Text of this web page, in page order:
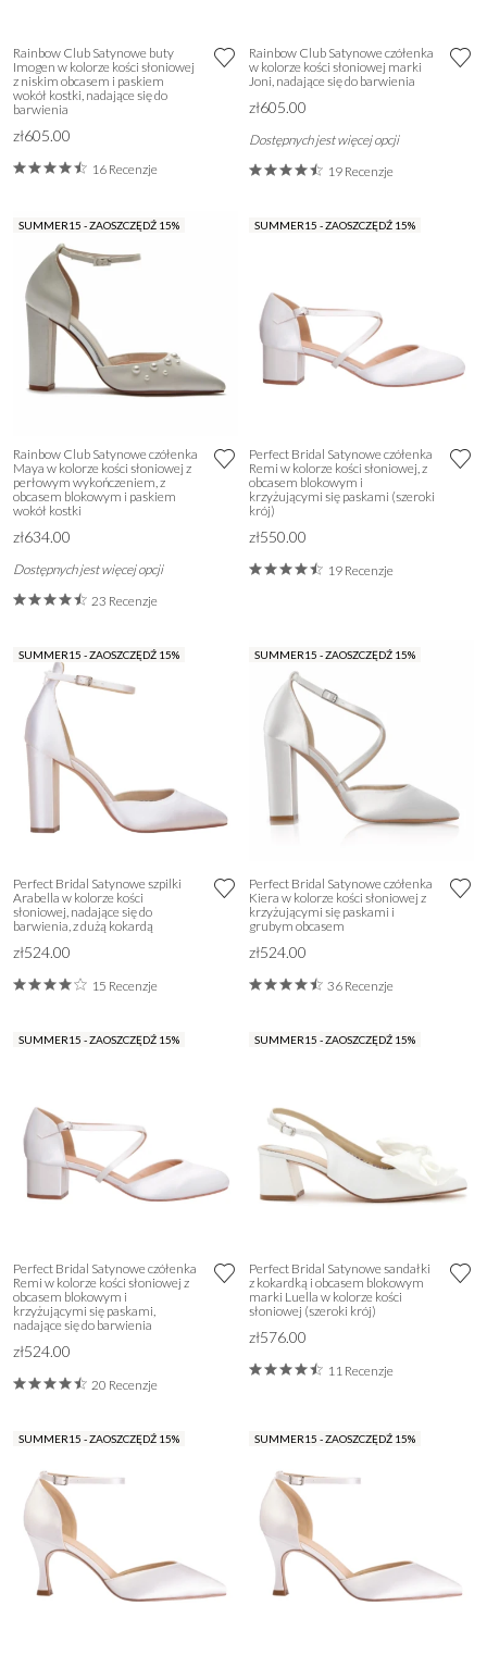
Rainbow Club Satynowe buty
Imogen w kolorze kości słoniowej
z niskim obcasem i paskiem
wokół kostki, nadające się do
barwienia
zł605.00
16 Recenzje
Rainbow Club Satynowe czółenka
w kolorze kości słoniowej marki
Joni, nadające się do barwienia
zł605.00
Dostępnych jest więcej opcji
19 Recenzje
SUMMER15 - ZAOSZCZĘDŹ 15%
Rainbow Club Satynowe czółenka
Maya w kolorze kości słoniowej z
perłowym wykończeniem, z
obcasem blokowym i paskiem
wokół kostki
zł634.00
Dostępnych jest więcej opcji
23 Recenzje
SUMMER15 - ZAOSZCZĘDŹ 15%
Perfect Bridal Satynowe czółenka
Remi w kolorze kości słoniowej, z
obcasem blokowym i
krzyżującymi się paskami (szeroki
krój)
zł550.00
19 Recenzje
SUMMER15 - ZAOSZCZĘDŹ 15%
Perfect Bridal Satynowe szpilki
Arabella w kolorze kości
słoniowej, nadające się do
barwienia, z dużą kokardą
zł524.00
15 Recenzje
SUMMER15 - ZAOSZCZĘDŹ 15%
Perfect Bridal Satynowe czółenka
Kiera w kolorze kości słoniowej z
krzyżującymi się paskami i
grubym obcasem
zł524.00
36 Recenzje
SUMMER15 - ZAOSZCZĘDŹ 15%
Perfect Bridal Satynowe czółenka
Remi w kolorze kości słoniowej z
obcasem blokowym i
krzyżującymi się paskami,
nadające się do barwienia
zł524.00
20 Recenzje
SUMMER15 - ZAOSZCZĘDŹ 15%
Perfect Bridal Satynowe sandałki
z kokardką i obcasem blokowym
marki Luella w kolorze kości
słoniowej (szeroki krój)
zł576.00
11 Recenzje
SUMMER15 - ZAOSZCZĘDŹ 15% SUMMER15 - ZAOSZCZĘDŹ 15%